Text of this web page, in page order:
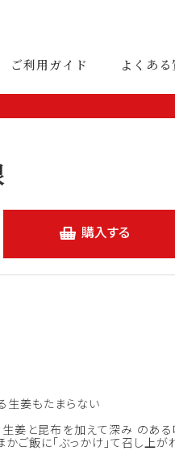
ご利用ガイド よくある
購入する
生姜もたまらない
姜と昆布を加えて深み のある
ご飯に「ぶっかけ」て召し上が